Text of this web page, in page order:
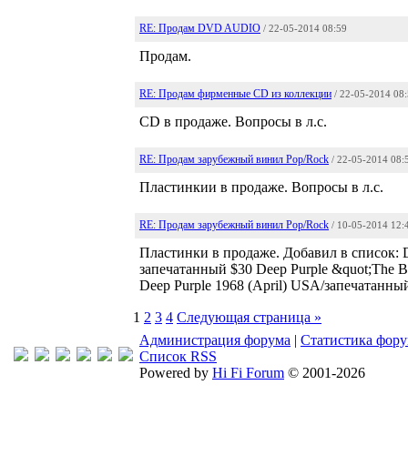
RE: Продам DVD AUDIO / 22-05-2014 08:59
Продам.
RE: Продам фирменные CD из коллекции / 22-05-2014
CD в продаже. Вопросы в л.с.
RE: Продам зарубежный винил Pop/Rock / 22-05-2014
Пластинкии в продаже. Вопросы в л.с.
RE: Продам зарубежный винил Pop/Rock / 10-05-2014
Пластинки в продаже. Добавил в список:
запечатанный $30 Deep Purple &quot;The
Deep Purple 1968 (April) USA/
1 2 3 4 Следующая страница »
Администрация форума | Статистика
Список RSS
Powered by Hi Fi Forum © 2001-2026